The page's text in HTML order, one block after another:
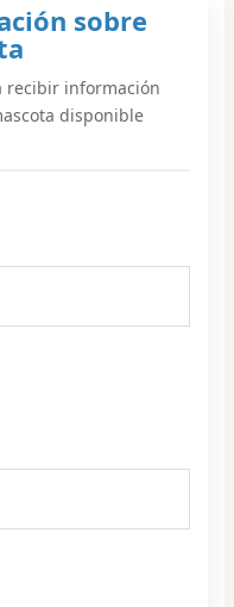
sobre
recibir información
disponible